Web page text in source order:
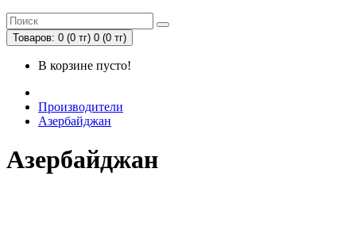
Товаров: 0 (0 тг) 0 (0 тг)
В корзине пусто!
Производители
Азербайджан
Азербайджан